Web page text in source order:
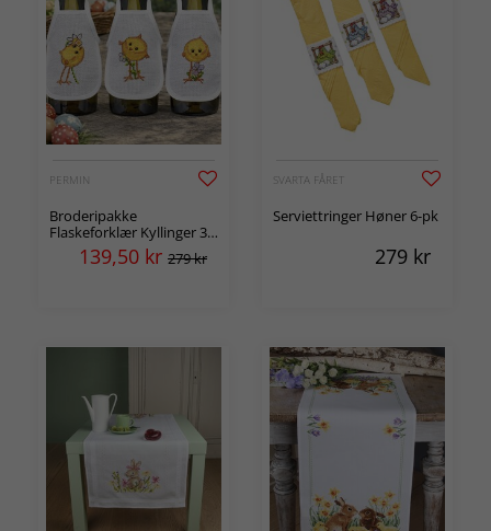
PERMIN
Broderipakke
Flaskeforklær Kyllinger 3-
139,50 kr 279 kr
SVARTA FÅRET
Serviettringer Høner 6-pk
279 kr